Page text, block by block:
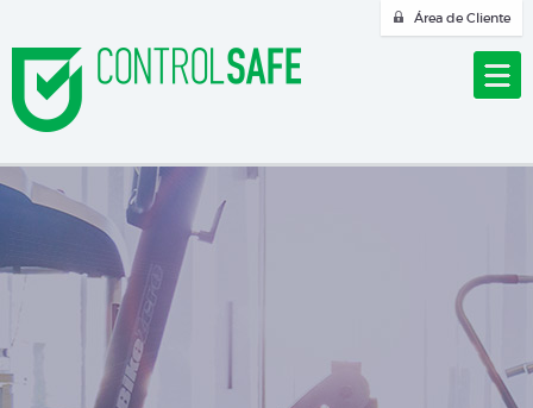
Área de Cliente